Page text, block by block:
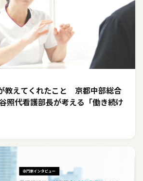
教えてくれたこと 京都中部総合
照代看護部長が考える「働き続け